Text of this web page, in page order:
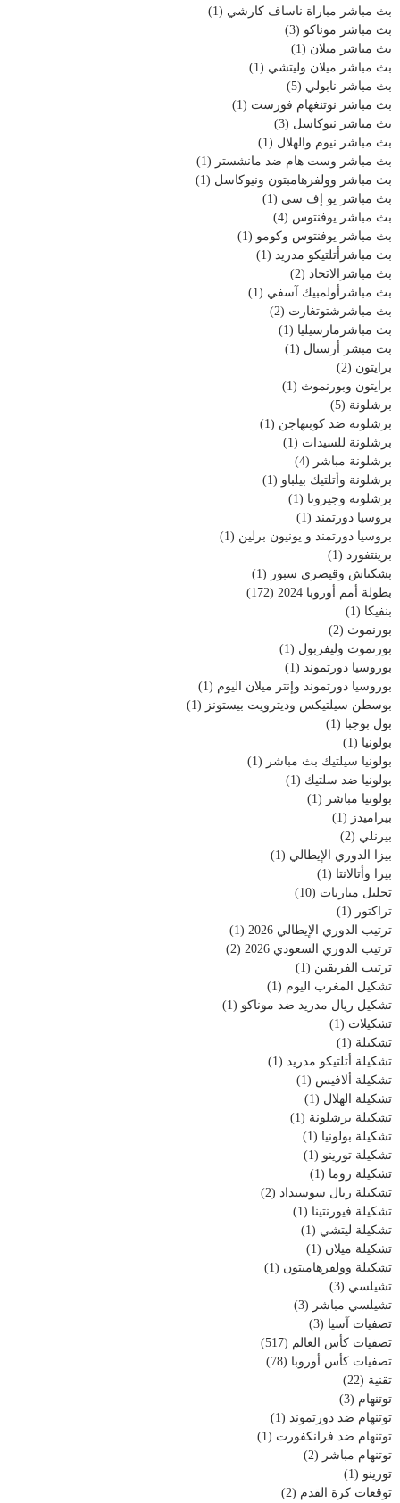
بث مباشر مباراة ناساف كارشي (1)
بث مباشر موناكو (3)
بث مباشر ميلان (1)
بث مباشر ميلان وليتشي (1)
بث مباشر نابولي (5)
بث مباشر نوتنغهام فورست (1)
بث مباشر نيوكاسل (3)
بث مباشر نيوم والهلال (1)
بث مباشر وست هام ضد مانشستر (1)
بث مباشر وولفرهامبتون ونيوكاسل (1)
بث مباشر يو إف سي (1)
بث مباشر يوفنتوس (4)
بث مباشر يوفنتوس وكومو (1)
بث مباشرأتلتيكو مدريد (1)
بث مباشرالاتحاد (2)
بث مباشرأولمبيك آسفي (1)
بث مباشرشتوتغارت (2)
بث مباشرمارسيليا (1)
بث مبشر أرسنال (1)
برايتون (2)
برايتون وبورنموث (1)
برشلونة (5)
برشلونة ضد كوبنهاجن (1)
برشلونة للسيدات (1)
برشلونة مباشر (4)
برشلونة وأتلتيك بيلباو (1)
برشلونة وجيرونا (1)
بروسيا دورتمند (1)
بروسيا دورتمند و يونيون برلين (1)
برينتفورد (1)
بشكتاش وقيصري سبور (1)
بطولة أمم أوروبا 2024
(172)
بنفيكا (1)
بورنموث (2)
بورنموث وليفربول (1)
بوروسيا دورتموند (1)
بوروسيا دورتموند وإنتر ميلان اليوم (1)
بوسطن سيلتيكس وديترويت بيستونز (1)
بول بوجبا (1)
بولونيا (1)
بولونيا سيلتيك بث مباشر (1)
بولونيا ضد سلتيك (1)
بولونيا مباشر (1)
بيراميدز (1)
بيرنلي (2)
بيزا الدوري الإيطالي (1)
بيزا وأتالانتا (1)
تحليل مباريات (10)
تراكتور (1)
ترتيب الدوري الإيطالي 2026
(1)
ترتيب الدوري السعودي 2026
(2)
ترتيب الفريقين (1)
تشكيل المغرب اليوم (1)
تشكيل ريال مدريد ضد موناكو (1)
تشكيلات (1)
تشكيلة (1)
تشكيلة أتلتيكو مدريد (1)
تشكيلة ألافيس (1)
تشكيلة الهلال (1)
تشكيلة برشلونة (1)
تشكيلة بولونيا (1)
تشكيلة تورينو (1)
تشكيلة روما (1)
تشكيلة ريال سوسيداد (2)
تشكيلة فيورنتينا (1)
تشكيلة ليتشي (1)
تشكيلة ميلان (1)
تشكيلة وولفرهامبتون (1)
تشيلسي (3)
تشيلسي مباشر (3)
تصفيات آسيا (3)
تصفيات كأس العالم (517)
تصفيات كأس أوروبا (78)
تقنية (22)
توتنهام (3)
توتنهام ضد دورتموند (1)
توتنهام ضد فرانكفورت (1)
توتنهام مباشر (2)
تورينو (1)
توقعات كرة القدم (2)